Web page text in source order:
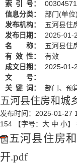
索 引 号：
信息分类：
部门(单
发布机构：
五河县住
发布日期：
2025-01-
名 称：
五河县住
有 效 性：
有效
成文日期：
2025-01-
文 号：
关 键 词： 部门、预
五河县住房和城
发布时间：2025-01-27
154
【字号： 大 中 小】
五河县住房
开.pdf